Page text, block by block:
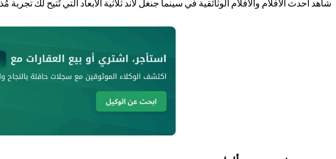
شاهد أحدث الأفلام والأفلام الوثائقية في سينما جنغل لاند ثلاثية الأبعاد التي تُتيح لك